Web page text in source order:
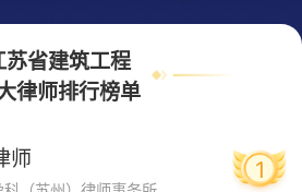
度高、服务评价较高等综合有实力活跃
不分先后，仅供借鉴参考，想知道江苏
可以多比较，选择自己满意且合适案情
询，24小时智能匹配律师在线回复！
苏省建筑工程
律师排行榜单
师 1